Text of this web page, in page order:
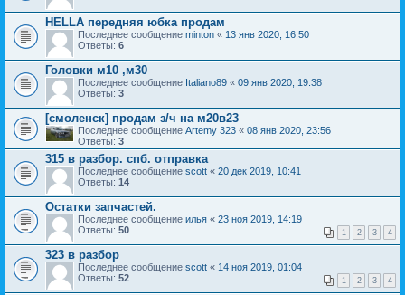
HELLA передняя юбка продам
Последнее сообщение minton « 13 янв 2020, 16:50
Ответы: 6
Головки м10 ,м30
Последнее сообщение Italiano89 « 09 янв 2020, 19:38
Ответы: 3
[смоленск] продам з/ч на м20в23
Последнее сообщение Artemy 323 « 08 янв 2020, 23:56
Ответы: 3
315 в разбор. спб. отправка
Последнее сообщение scott « 20 дек 2019, 10:41
Ответы: 14
Остатки запчастей.
Последнее сообщение илья « 23 ноя 2019, 14:19
Ответы: 50 1 2 3 4
323 в разбор
Последнее сообщение scott « 14 ноя 2019, 01:04
Ответы: 52 1 2 3 4